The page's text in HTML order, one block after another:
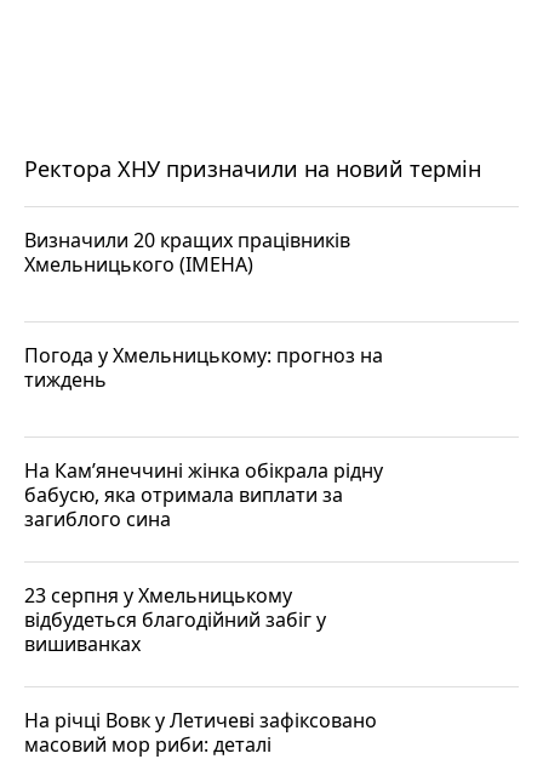
Ректора ХНУ призначили на новий термін
Визначили 20 кращих працівників
Хмельницького (ІМЕНА)
Погода у Хмельницькому: прогноз на
тиждень
На Кам’янеччині жінка обікрала рідну
бабусю, яка отримала виплати за
загиблого сина
23 серпня у Хмельницькому
відбудеться благодійний забіг у
вишиванках
На річці Вовк у Летичеві зафіксовано
масовий мор риби: деталі